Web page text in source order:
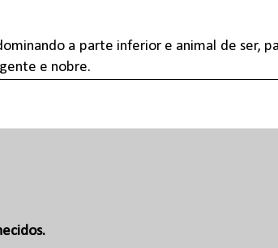
a parte inferior e animal de ser,
e nobre.